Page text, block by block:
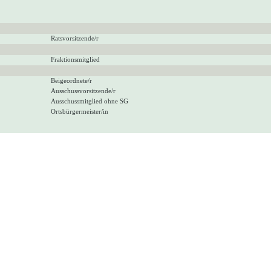
Ratsvorsitzende/r
Fraktionsmitglied
Beigeordnete/r
Ausschussvorsitzende/r
Ausschussmitglied ohne SG
Ortsbürgermeister/in